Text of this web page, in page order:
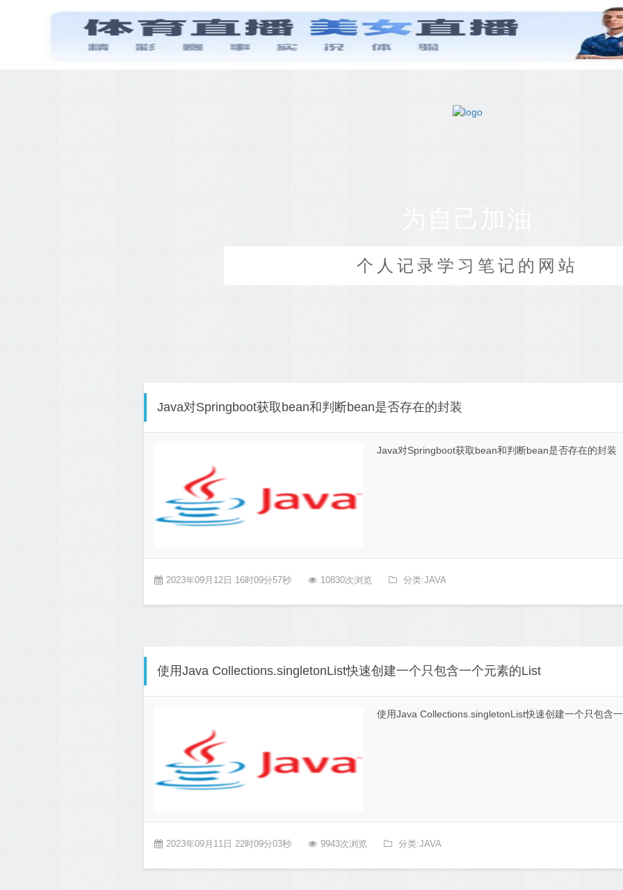
为自己加油
个人记录学习笔记的网站
Java对Springboot获取bean和判断bean是否存在的封装
Java对Springboot获取bean和判断bean是否存在的封装
2023年09月12日 16时09分57秒 10830次浏览 分类:JAVA
使用Java Collections.singletonList快速创建一个只包含一个元素的List
使用Java Collections.singletonList快速创建一个只包含
2023年09月11日 22时09分03秒 9943次浏览 分类:JAVA